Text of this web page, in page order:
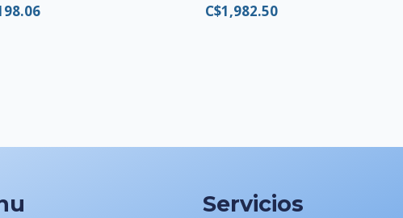
C$1,982.50
Servicios